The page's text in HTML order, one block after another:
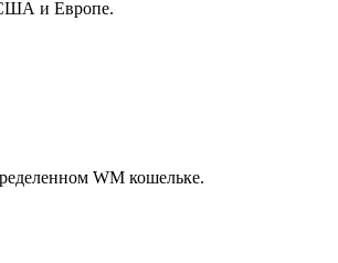
США и Европе.
WM кошельке.